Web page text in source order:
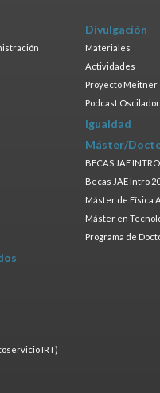
Divulgación
Materiales
Actividades
Proyecto Meitner
Podcast
Igualdad
Máster/
BECAS JAE
Becas JAE Intro
Máster de Física
Máster en
Programa de
IRT)